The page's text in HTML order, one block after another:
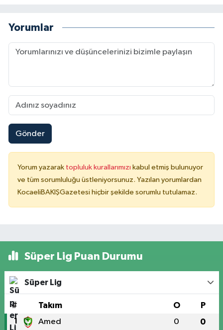
Yorumlar
Gönder
Yorum yazarak topluluk kurallarımızı kabul etmiş bulunuyor
ve tüm sorumluluğu üstleniyorsunuz. Yazılan yorumlardan
KocaeliBAKIŞGazetesi hiçbir şekilde sorumlu tutulamaz.
Süper Lig Puan Durumu
Süper Lig
# Takım O P
1 Amed 0 0